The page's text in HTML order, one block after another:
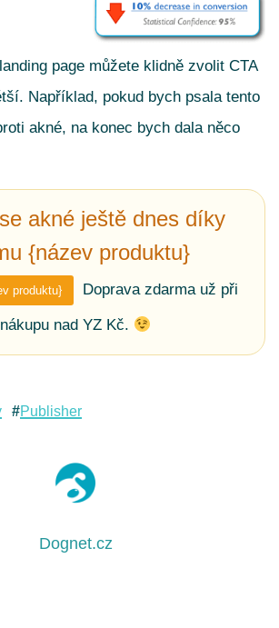
page můžete klidně zvolit CTA
Například, pokud bych psala tento
akné, na konec bych dala něco
akné ještě dnes díky
{název produktu}
produktu} Doprava zdarma už při
nákupu nad YZ Kč.
Publisher
Dognet.cz